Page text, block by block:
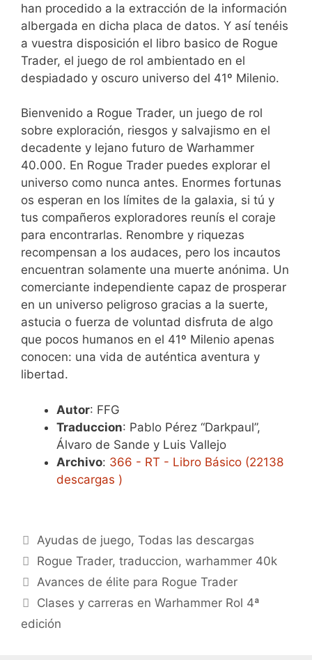
han procedido a la extracción de la información
albergada en dicha placa de datos. Y así tenéis
a vuestra disposición el libro basico de Rogue
Trader, el juego de rol ambientado en el
despiadado y oscuro universo del 41º Milenio.
Bienvenido a Rogue Trader, un juego de rol
sobre exploración, riesgos y salvajismo en el
decadente y lejano futuro de Warhammer
40.000. En Rogue Trader puedes explorar el
universo como nunca antes. Enormes fortunas
os esperan en los límites de la galaxia, si tú y
tus compañeros exploradores reunís el coraje
para encontrarlas. Renombre y riquezas
recompensan a los audaces, pero los incautos
encuentran solamente una muerte anónima. Un
comerciante independiente capaz de prosperar
en un universo peligroso gracias a la suerte,
astucia o fuerza de voluntad disfruta de algo
que pocos humanos en el 41º Milenio apenas
conocen: una vida de auténtica aventura y
libertad.
Autor: FFG
Traduccion: Pablo Pérez “Darkpaul”,
Álvaro de Sande y Luis Vallejo
Archivo: 366 - RT - Libro Básico (22138
descargas )
Categorías
Ayudas de juego,Todas las descargas
Etiquetas
Rogue Trader,traduccion,warhammer 40k
Avances de élite para Rogue Trader
Clases y carreras en Warhammer Rol 4ª
edición